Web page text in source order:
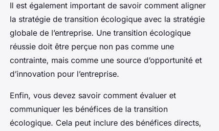
Il est également important de savoir comment aligner
la stratégie de transition écologique avec la stratégie
globale de l’entreprise. Une transition écologique
réussie doit être perçue non pas comme une
contrainte, mais comme une source d’opportunité et
d’innovation pour l’entreprise.
Enfin, vous devez savoir comment évaluer et
communiquer les bénéfices de la transition
écologique. Cela peut inclure des bénéfices directs,